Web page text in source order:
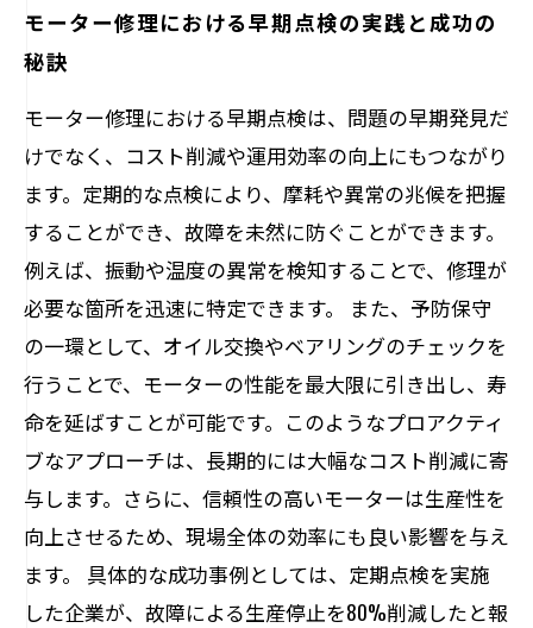
モーター修理における早期点検の実践と成功の
秘訣
モーター修理における早期点検は、問題の早期発見だ
けでなく、コスト削減や運用効率の向上にもつながり
ます。定期的な点検により、摩耗や異常の兆候を把握
することができ、故障を未然に防ぐことができます。
例えば、振動や温度の異常を検知することで、修理が
必要な箇所を迅速に特定できます。 また、予防保守
の一環として、オイル交換やベアリングのチェックを
行うことで、モーターの性能を最大限に引き出し、寿
命を延ばすことが可能です。このようなプロアクティ
ブなアプローチは、長期的には大幅なコスト削減に寄
与します。さらに、信頼性の高いモーターは生産性を
向上させるため、現場全体の効率にも良い影響を与え
ます。 具体的な成功事例としては、定期点検を実施
した企業が、故障による生産停止を80%削減したと報